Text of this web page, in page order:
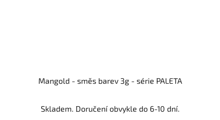
Mangold - směs barev 3g - série PALETA
Skladem. Doručení obvykle do 6-10 dní.